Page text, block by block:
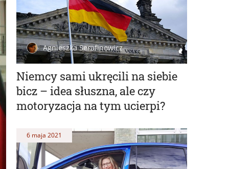
Niemcy sami ukręcili na siebie
bicz – idea słuszna, ale czy
motoryzacja na tym ucierpi?
Agnieszka Serafinowicz
6 maja 2021